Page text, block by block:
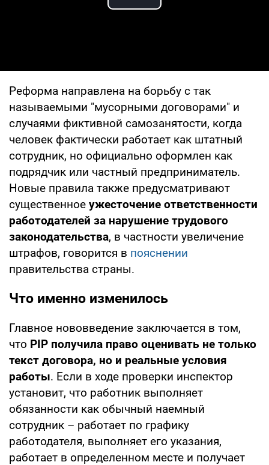
Play Video
Реформа направлена на борьбу с так
называемыми "мусорными договорами" и
случаями фиктивной самозанятости, когда
человек фактически работает как штатный
сотрудник, но официально оформлен как
подрядчик или частный предприниматель.
Новые правила также предусматривают
существенное ужесточение ответственности
работодателей за нарушение трудового
законодательства, в частности увеличение
штрафов, говорится в пояснении
правительства страны.
Что именно изменилось
Главное нововведение заключается в том,
что PIP получила право оценивать не только
текст договора, но и реальные условия
работы. Если в ходе проверки инспектор
установит, что работник выполняет
обязанности как обычный наемный
сотрудник – работает по графику
работодателя, выполняет его указания,
работает в определенном месте и получает